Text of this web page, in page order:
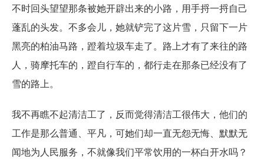
不时回头望望那条被她开辟出来的小路，用手捋一捋自己
蓬乱的头发。不多会儿，她就铲完了这片雪，只留下一片
黑亮的柏油马路，蹬着垃圾车走了。路上才有了来往的路
人，骑摩托车的，蹬自行车的，都行走在那条已经没有了
雪的路上。
我不再瞧不起清洁工了，反而觉得清洁工很伟大，他们的
工作是那么普通、平凡，可她们却一直无怨无悔、默默无
闻地为人民服务，不就像我们平常饮用的一杯白开水吗？